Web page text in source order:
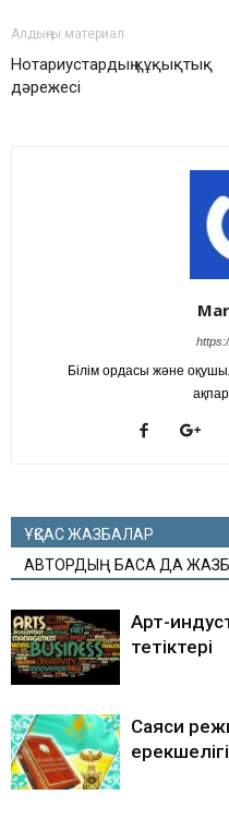
Алдыңғы материал
Нотариустардың құқықтық
дәрежесі
Білім ордасы және
ҰҚСАС ЖАЗБАЛАР
АВТОРДЫҢ БАСҚА ДА
Арт-
тетіктері
Саяси
ерекшелігі